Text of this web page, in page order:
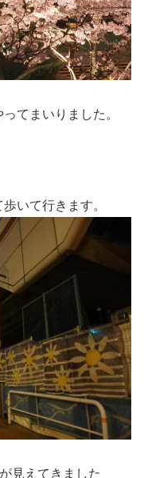
てまいりました。
いて行きます。
見えてきました